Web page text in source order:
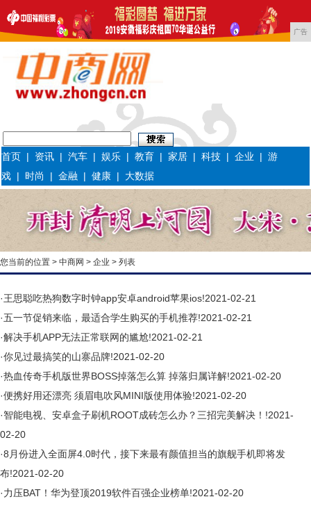
广告
首页 | 资讯 |汽车 |娱乐 |教育 |家居 |科技 |企业 |游
戏 | 时尚 |金融 |健康 | 大数据
您当前的位置 > 中商网 > 企业 > 列表
·王思聪吃热狗数字时钟app安卓android苹果ios!2021-02-21
·五一节促销来临，最适合学生购买的手机推荐!2021-02-21
·解决手机APP无法正常联网的尴尬!2021-02-21
·你见过最搞笑的山寨品牌!2021-02-20
·热血传奇手机版世界BOSS掉落怎么算 掉落归属详解!2021-02-20
·便携好用还漂亮 须眉电吹风MINI版使用体验!2021-02-20
·智能电视、安卓盒子刷机ROOT成砖怎么办？三招完美解决！!2021-
02-20
·8月份进入全面屏4.0时代，接下来最有颜值担当的旗舰手机即将发
布!2021-02-20
·力压BAT！华为登顶2019软件百强企业榜单!2021-02-20